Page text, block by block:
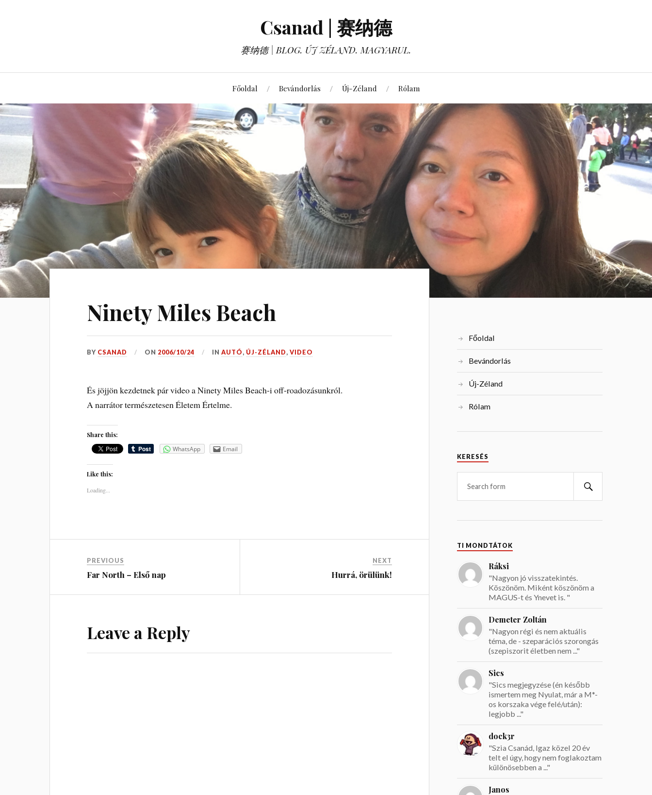
Csanad | 赛纳德
赛纳德 | BLOG. ÚJ ZÉLAND. MAGYARUL.
Főoldal Bevándorlás Új-Zéland Rólam
Ninety Miles Beach
BY CSANAD ON 2006/10/24 INAUTÓ, ÚJ-ZÉLAND,VIDEO
És jöjjön kezdetnek pár video a Ninety Miles Beach-i off-roadozásunkról.
A narrátor természetesen Életem Értelme.
Share this:
WhatsApp Email
Like this:
Loading...
PREVIOUS
Far North – Első nap
NEXT
Hurrá, örülünk!
Leave a Reply
Főoldal
Bevándorlás
Új-Zéland
Rólam
KERESÉS
TI MONDTÁTOK
Ráksi
"Nagyon jó visszatekintés.
Köszönöm. Miként köszönöm a
MAGUS-t és Ynevet is. "
Demeter Zoltán
"Nagyon régi és nem aktuális
téma, de - szeparációs szorongás
(szepiszorit életben nem ..."
Sics
"Sics megjegyzése (én később
ismertem meg Nyulat, már a M*-
os korszaka vége felé/után):
legjobb ..."
dock3r
"Szia Csanád, Igaz közel 20 év
telt el úgy, hogy nem foglakoztam
különösebben a ..."
Janos